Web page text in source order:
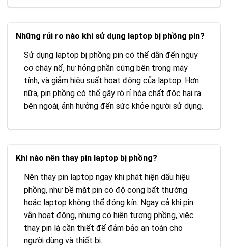
Những rủi ro nào khi sử dụng laptop bị phồng pin?
Sử dụng laptop bị phồng pin có thể dẫn đến nguy
cơ cháy nổ, hư hỏng phần cứng bên trong máy
tính, và giảm hiệu suất hoạt động của laptop. Hơn
nữa, pin phồng có thể gây rò rỉ hóa chất độc hại ra
bên ngoài, ảnh hưởng đến sức khỏe người sử dụng.
Khi nào nên thay pin laptop bị phồng?
Nên thay pin laptop ngay khi phát hiện dấu hiệu
phồng, như bề mặt pin có độ cong bất thường
hoặc laptop không thể đóng kín. Ngay cả khi pin
vẫn hoạt động, nhưng có hiện tượng phồng, việc
thay pin là cần thiết để đảm bảo an toàn cho
người dùng và thiết bị.